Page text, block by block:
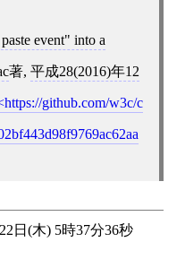
event" into a
著, 平成28(2016)年12
https://github.com/w3c/c
日(木) 5時37分36秒